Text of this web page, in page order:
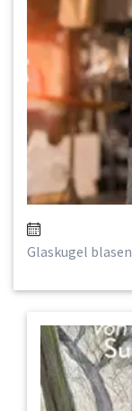
Glaskugel blasen